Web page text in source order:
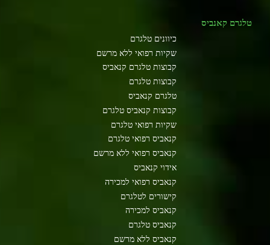
טלגרם קאנביס
כיוונים טלגרם
שקיות רפואי ללא מרשם
קבוצות טלגרם קנאביס
קבוצות טלגרם
טלגרם קנאביס
קבוצות קנאביס טלגרם
שקיות רפואי טלגרם
קנאביס רפואי טלגרם
קנאביס רפואי ללא מרשם
אידוי קנאביס
קנאביס רפואי למכירה
קישורים לטלגרם
קנאביס למכירה
קנאביס טלגרם
קנאביס ללא מרשם